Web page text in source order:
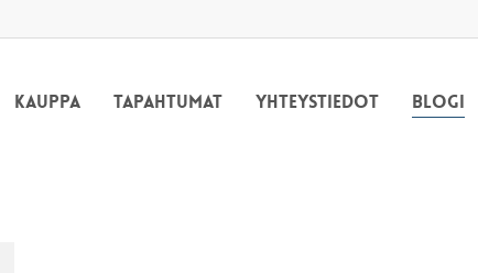
Kauppa Tapahtumat Yhteystiedot Blogi